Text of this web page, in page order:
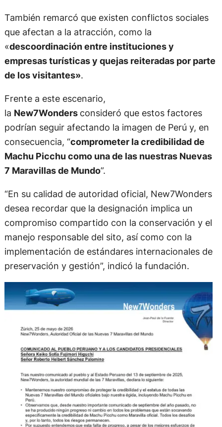
También remarcó que existen conflictos sociales
que afectan a la atracción, como la
«descoordinación entre instituciones y
empresas turísticas y quejas reiteradas por parte
de los visitantes».
Frente a este escenario,
la New7Wonders consideró que estos factores
podrían seguir afectando la imagen de Perú y, en
consecuencia, “comprometer la credibilidad de
Machu Picchu como una de las nuestras Nuevas
7 Maravillas de Mundo”.
“En su calidad de autoridad oficial, New7Wonders
desea recordar que la designación implica un
compromiso compartido con la conservación y el
manejo responsable del sito, así como con la
implementación de estándares internacionales de
preservación y gestión”, indicó la fundación.